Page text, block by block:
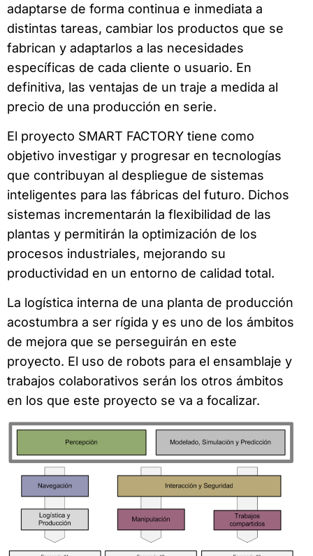
adaptarse de forma continua e inmediata a
distintas tareas, cambiar los productos que se
fabrican y adaptarlos a las necesidades
específicas de cada cliente o usuario. En
definitiva, las ventajas de un traje a medida al
precio de una producción en serie.
El proyecto SMART FACTORY tiene como
objetivo investigar y progresar en tecnologías
que contribuyan al despliegue de sistemas
inteligentes para las fábricas del futuro. Dichos
sistemas incrementarán la flexibilidad de las
plantas y permitirán la optimización de los
procesos industriales, mejorando su
productividad en un entorno de calidad total.
La logística interna de una planta de producción
acostumbra a ser rígida y es uno de los ámbitos
de mejora que se perseguirán en este
proyecto. El uso de robots para el ensamblaje y
trabajos colaborativos serán los otros ámbitos
en los que este proyecto se va a focalizar.